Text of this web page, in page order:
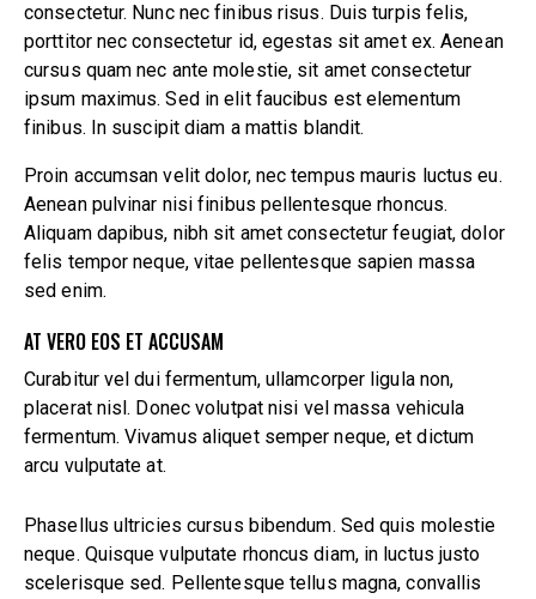
consectetur. Nunc nec finibus risus. Duis turpis felis,
porttitor nec consectetur id, egestas sit amet ex. Aenean
cursus quam nec ante molestie, sit amet consectetur
ipsum maximus. Sed in elit faucibus est elementum
finibus. In suscipit diam a mattis blandit.
Proin accumsan velit dolor, nec tempus mauris luctus eu.
Aenean pulvinar nisi finibus pellentesque rhoncus.
Aliquam dapibus, nibh sit amet consectetur feugiat, dolor
felis tempor neque, vitae pellentesque sapien massa
sed enim.
AT VERO EOS ET ACCUSAM
Curabitur vel dui fermentum, ullamcorper ligula non,
placerat nisl. Donec volutpat nisi vel massa vehicula
fermentum. Vivamus aliquet semper neque, et dictum
arcu vulputate at.
Phasellus ultricies cursus bibendum. Sed quis molestie
neque. Quisque vulputate rhoncus diam, in luctus justo
scelerisque sed. Pellentesque tellus magna, convallis